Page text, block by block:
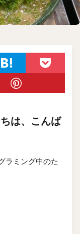
は、こんば
ラミング中のた